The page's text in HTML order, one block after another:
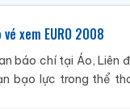
xem EURO 2008
báo chí tại Áo, Liên
bạo lực trong thể